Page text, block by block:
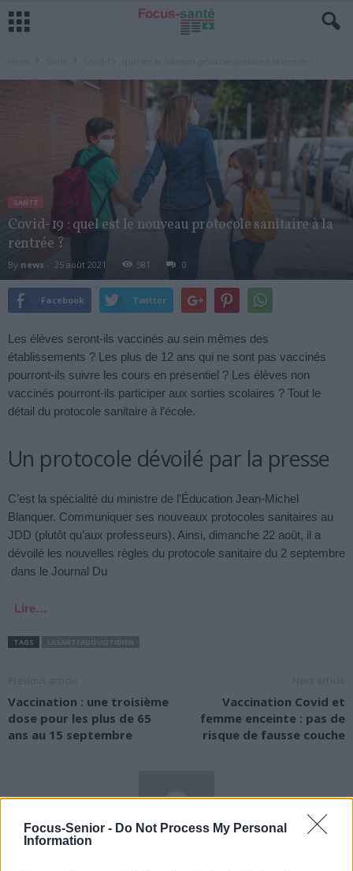
Focus-Senior - Do Not Process My Personal
Information
SANTÉ
Covid-19 : quel est le nouveau protocole sanitaire à la
rentrée ?
By news - 25 août 2021 581 0
Facebook Twitter
Les élèves seront-ils vaccinés au sein mêmes des
établissements ? Les plus de 12 ans qui ne sont pas vaccinés
pourront-ils suivre les cours en présentiel ? Les élèves non
vaccinés pourront-ils participer aux sorties scolaires ? Tout le
détail du protocole sanitaire à l’école.
Un protocole dévoilé par la presse
C’est la spécialité du ministre de l’Éducation Jean-Michel
Blanquer. Communiquer ses nouveaux protocoles sanitaires au
JDD (plutôt qu’aux professeurs). Ainsi, dimanche 22 août, il a
dévoilé les nouvelles règles du protocole sanitaire du 2 septembre
dans le Journal Du
Lire…
TAGS
Vaccination : une troisième
dose pour les plus de 65
ans au 15 septembre
Vaccination Covid et
femme enceinte : pas de
risque de fausse couche